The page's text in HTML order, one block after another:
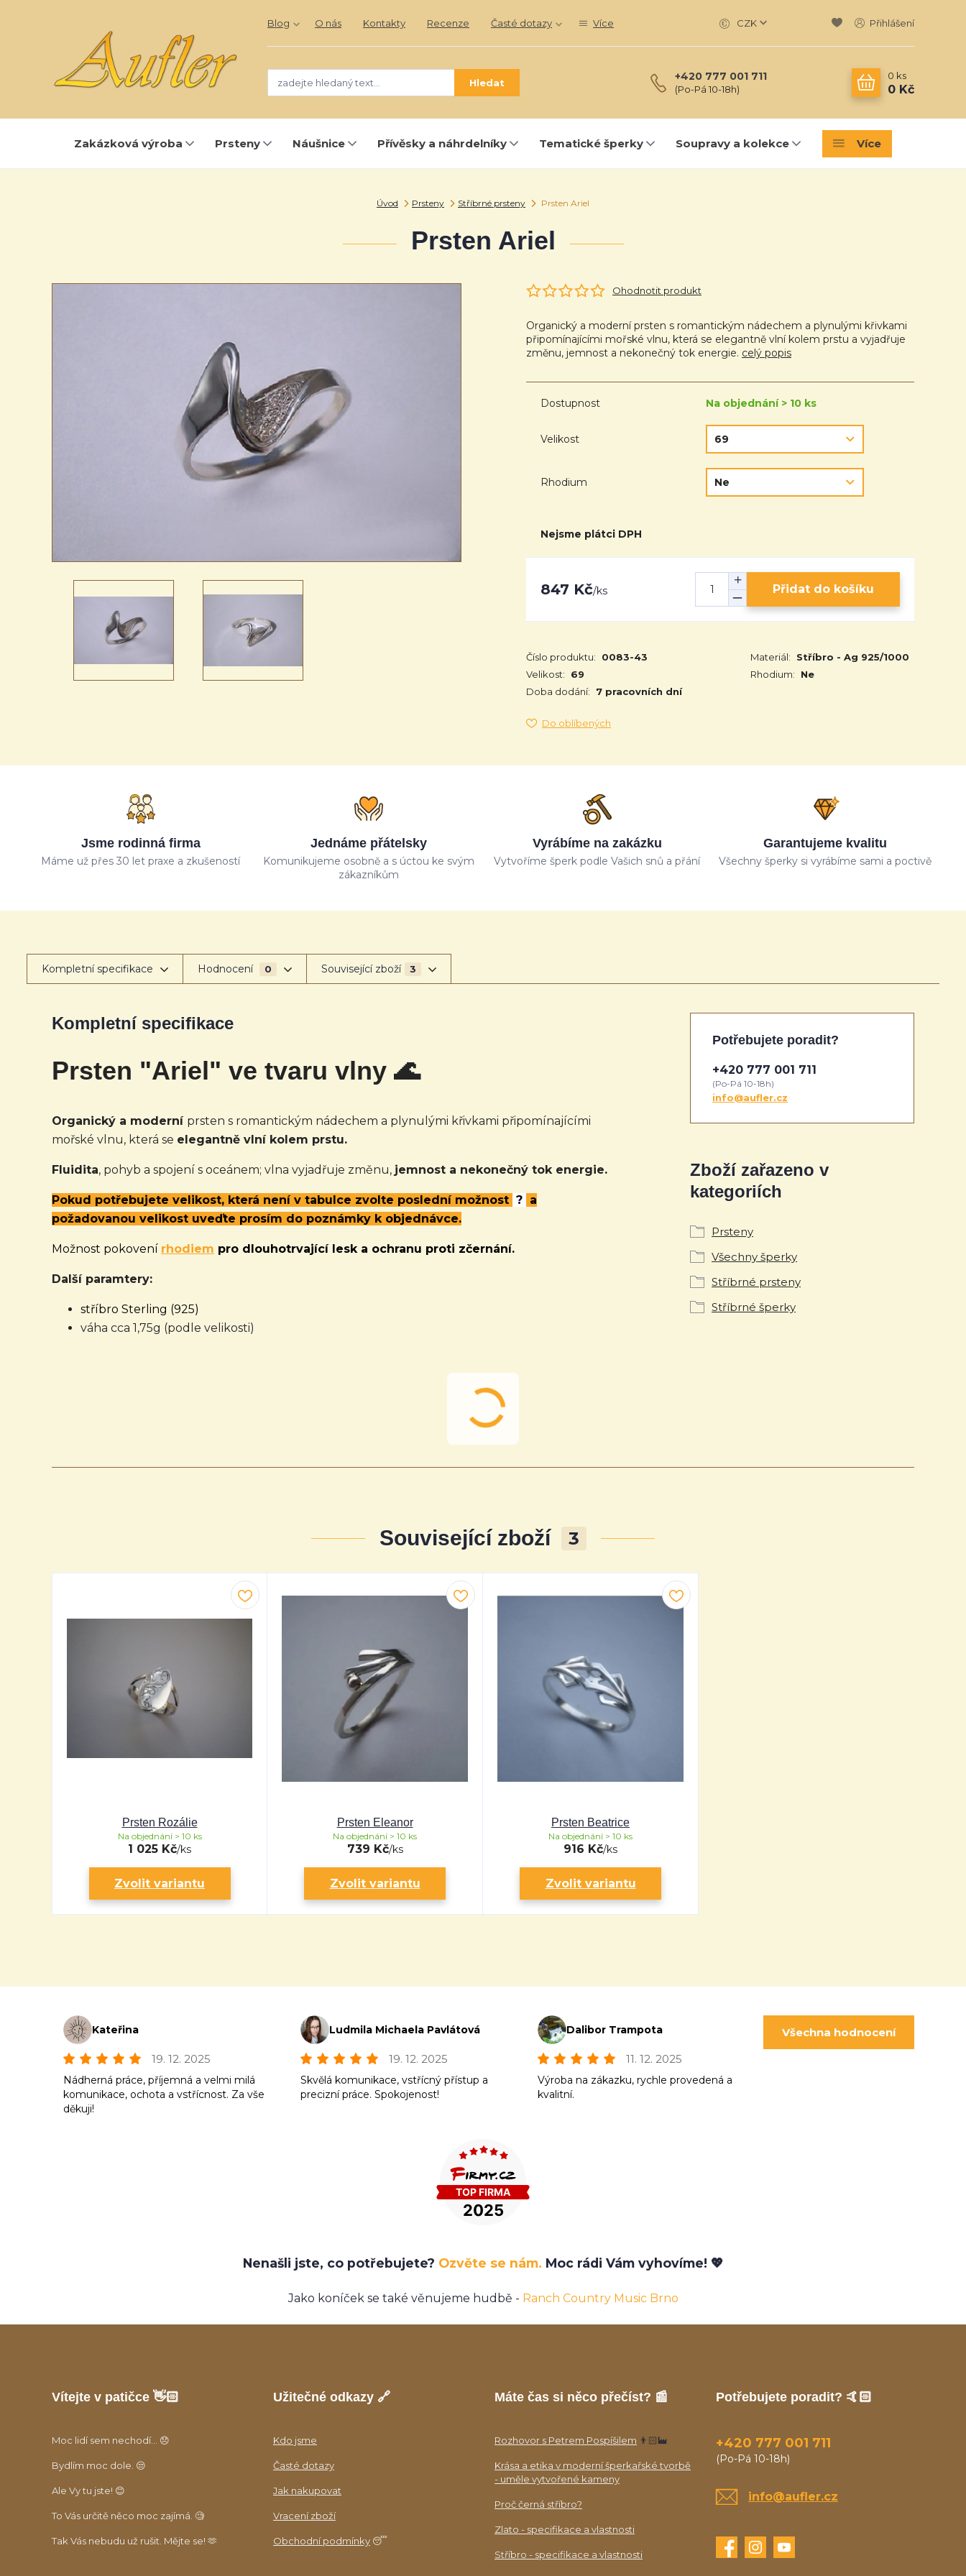
Blog O nás Kontakty Recenze Časté dotazy Více CZK Přihlášení
Hledat +420 777 001 711
(Po-Pá 10-18h)
0 ks
0 Kč
Zakázková výroba Prsteny Náušnice Přívěsky a náhrdelníky Tematické šperky Soupravy a kolekce Více
Úvod Prsteny Stříbrné prsteny Prsten Ariel
Prsten Ariel
Ohodnotit produkt
Organický a moderní prsten s romantickým nádechem a plynulými křivkami
připomínajícími mořské vlnu, která se elegantně vlní kolem prstu a vyjadřuje
změnu, jemnost a nekonečný tok energie. celý popis
Dostupnost Na objednání > 10 ks
Velikost
Rhodium
Nejsme plátci DPH
847 Kč/ks Přidat do košíku
Číslo produktu: 0083-43 Materiál:
Stříbro - Ag 925/1000
Velikost:
69 Rhodium:
Ne
Doba dodání:
7 pracovních dní
Do oblíbených
Jsme rodinná firma
Máme už přes 30 let praxe a zkušeností
Jednáme přátelsky
Komunikujeme osobně a s úctou ke svým
zákazníkům
Vyrábíme na zakázku
Vytvoříme šperk podle Vašich snů a přání
Garantujeme kvalitu
Všechny šperky si vyrábíme sami a poctivě
Kompletní specifikace Hodnocení 0 Související zboží 3
Kompletní specifikace
Prsten "Ariel" ve tvaru vlny 🌊
Organický a moderní prsten s romantickým nádechem a plynulými křivkami připomínajícími
mořské vlnu, která se elegantně vlní kolem prstu.
Fluidita, pohyb a spojení s oceánem; vlna vyjadřuje změnu, jemnost a nekonečný tok energie.
Pokud potřebujete velikost, která není v tabulce zvolte poslední možnost ? a
požadovanou velikost uveďte prosím do poznámky k objednávce.
Možnost pokovení rhodiem pro dlouhotrvající lesk a ochranu proti zčernání.
Další paramtery:
stříbro Sterling (925)
váha cca 1,75g (podle velikosti)
Zboží zařazeno v
kategoriích
Prsteny
Všechny šperky
Stříbrné prsteny
Stříbrné šperky
Potřebujete poradit?
+420 777 001 711
(Po-Pá 10-18h)
info@aufler.cz
Související zboží 3
Prsten Rozálie
1 025 Kč/ks
Na objednání > 10 ks
Zvolit variantu
Prsten Eleanor
739 Kč/ks
Na objednání > 10 ks
Zvolit variantu
Prsten Beatrice
916 Kč/ks
Na objednání > 10 ks
Zvolit variantu
Kateřina
19. 12. 2025
Nádherná práce, příjemná a velmi milá
komunikace, ochota a vstřícnost. Za vše
děkuji!
Ludmila Michaela Pavlátová
19. 12. 2025
Skvělá komunikace, vstřícný přístup a
precizní práce. Spokojenost!
Dalibor Trampota
11. 12. 2025
Výroba na zákazku, rychle provedená a
kvalitní.
Všechna hodnocení
Nenašli jste, co potřebujete? Ozvěte se nám. Moc rádi Vám vyhovíme! 💖
Jako koníček se také věnujeme hudbě - Ranch Country Music Brno
Vítejte v patičce 👋🏻
Moc lidí sem nechodí... 😞
Bydlím moc dole. 😒
Ale Vy tu jste! 😊
To Vás určitě něco moc zajímá. 🧐
Tak Vás nebudu už rušit. Mějte se! 🫶
Užitečné odkazy 🔗
Kdo jsme
Časté dotazy
Jak nakupovat
Vracení zboží
Obchodní podmínky 😴
Máte čas si něco přečíst? 📰
Rozhovor s Petrem Pospíšilem 👨🏻‍🏭
Krása a etika v moderní šperkařské tvorbě
- uměle vytvořené kameny
Proč černá stříbro?
Zlato - specifikace a vlastnosti
Stříbro - specifikace a vlastnosti
Potřebujete poradit? 🤙🏻
+420 777 001 711
(Po-Pá 10-18h)
info@aufler.cz